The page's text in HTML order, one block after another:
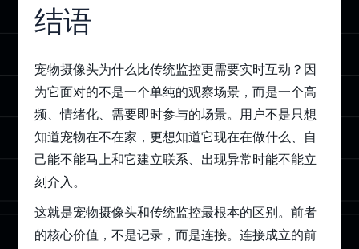
结语
宠物摄像头为什么比传统监控更需要实时互动？因
为它面对的不是一个单纯的观察场景，而是一个高
频、情绪化、需要即时参与的场景。用户不是只想
知道宠物在不在家，更想知道它现在在做什么、自
己能不能马上和它建立联系、出现异常时能不能立
刻介入。
这就是宠物摄像头和传统监控最根本的区别。前者
的核心价值，不是记录，而是连接。连接成立的前